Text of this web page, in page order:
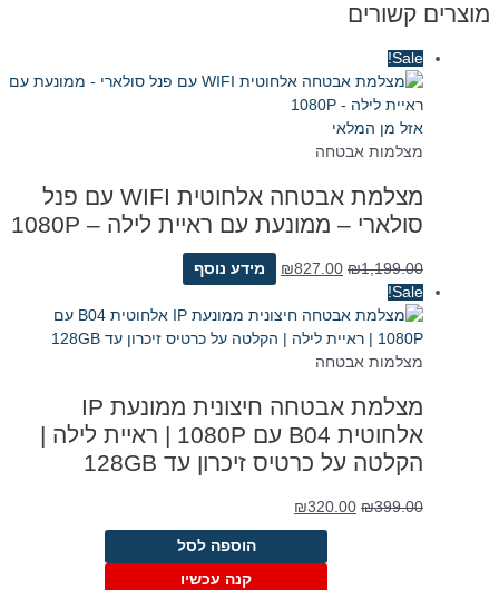
מוצרים קשורים
Sale!
אזל מן המלאי
מצלמות אבטחה
מצלמת אבטחה אלחוטית WIFI עם פנל
סולארי – ממונעת עם ראיית לילה – 1080P
₪1,199.00
המחיר
היה:
₪1,199.00.
₪827.00
המחיר
הוא:
₪827.00.
מידע נוסף
Sale!
מצלמות אבטחה
מצלמת אבטחה חיצונית ממונעת IP
אלחוטית B04 עם 1080P | ראיית לילה |
הקלטה על כרטיס זיכרון עד 128GB
₪399.00
המחיר
המקורי
₪320.00
הנוכחי
₪320.00.
הוספה לסל
קנה עכשיו